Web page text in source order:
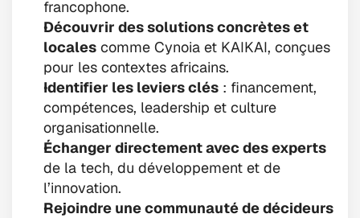
francophone.
Découvrir des solutions concrètes et
locales comme Cynoia et KAIKAI, conçues
pour les contextes africains.
Identifier les leviers clés : financement,
compétences, leadership et culture
organisationnelle.
Échanger directement avec des experts
de la tech, du développement et de
l’innovation.
Rejoindre une communauté de décideurs